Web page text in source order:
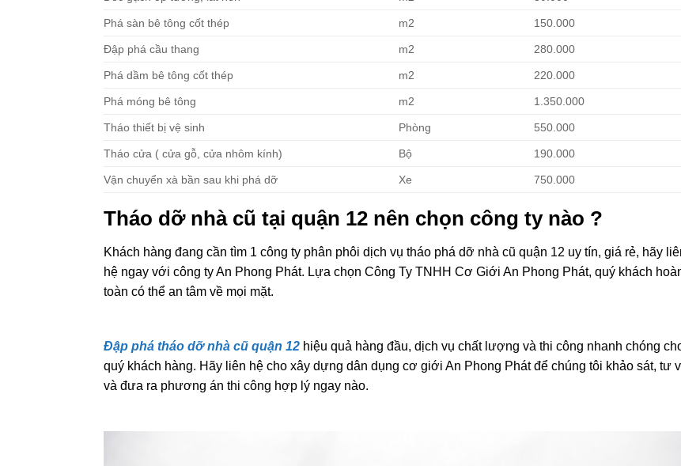
Dóc vữa tường xi măng trát tường m2 45.000
Dóc gạch ốp tường, lát nền m2 80.000
Phá sàn bê tông cốt thép m2 150.000
Đập phá cầu thang m2 280.000
Phá dầm bê tông cốt thép m2 220.000
Phá móng bê tông m2 1.350.000
Tháo thiết bị vệ sinh Phòng 550.000
Vận chuyển xà bần sau khi phá dỡ Xe 750.000
Tháo dỡ nhà cũ tại quận 12 nên chọn công ty nào ?
Khách hàng đang cần tìm 1 công ty phân phôi dịch vụ tháo phá dỡ nhà cũ quận 12 uy tín, giá rẻ, hãy liên
toàn có thể an tâm về mọi mặt.
Đập phá tháo dỡ nhà cũ quận 12 hiệu quả hàng đầu, dịch vụ chất lượng và thi công nhanh chóng cho
và đưa ra phương án thi công hợp lý ngay nào.